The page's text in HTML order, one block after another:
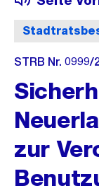
STRB Nr. 0999/
zur